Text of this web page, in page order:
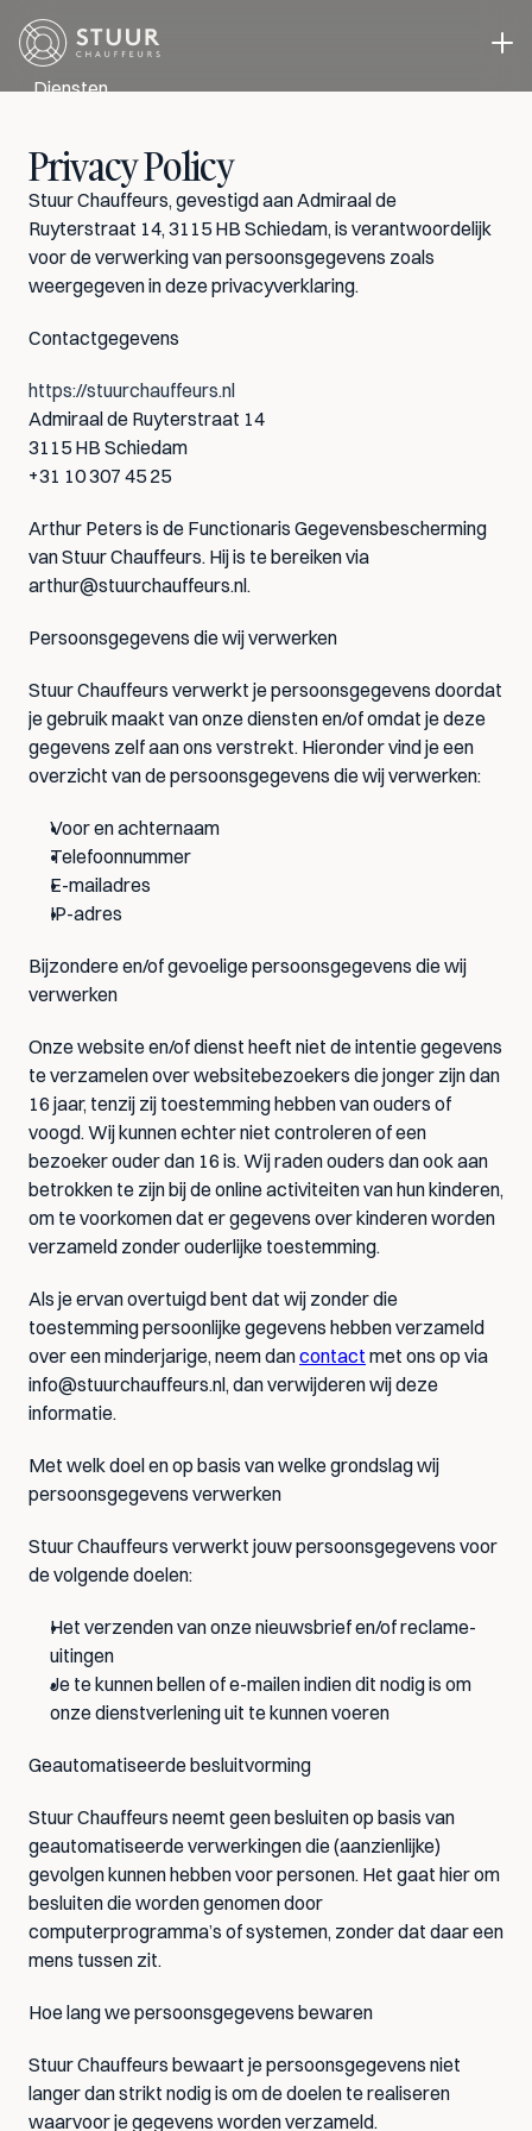
Diensten
Evenementen vervoer
Zakelijk Vervoer
Chauffeur in eigen auto
Cases
Over ons
Blog
Offerte aanvragen
Select Language
NL
Privacy Policy
Stuur Chauffeurs, gevestigd aan Admiraal de
Ruyterstraat 14, 3115 HB Schiedam, is verantwoordelijk
voor de verwerking van persoonsgegevens zoals
weergegeven in deze privacyverklaring.
Contactgegevens
https://stuurchauffeurs.nl
Admiraal de Ruyterstraat 14
3115 HB Schiedam
+31 10 307 45 25
Arthur Peters is de Functionaris Gegevensbescherming
arthur@stuurchauffeurs.nl.
Persoonsgegevens die wij verwerken
Stuur Chauffeurs verwerkt je persoonsgegevens doordat
je gebruik maakt van onze diensten en/of omdat je deze
gegevens zelf aan ons verstrekt. Hieronder vind je een
overzicht van de persoonsgegevens die wij verwerken:
Voor en achternaam
Telefoonnummer
E-mailadres
IP-adres
Bijzondere en/of gevoelige persoonsgegevens die wij
verwerken
Onze website en/of dienst heeft niet de intentie gegevens
te verzamelen over websitebezoekers die jonger zijn dan
16 jaar, tenzij zij toestemming hebben van ouders of
voogd. Wij kunnen echter niet controleren of een
bezoeker ouder dan 16 is. Wij raden ouders dan ook aan
betrokken te zijn bij de online activiteiten van hun kinderen,
om te voorkomen dat er gegevens over kinderen worden
verzameld zonder ouderlijke toestemming.
Als je ervan overtuigd bent dat wij zonder die
toestemming persoonlijke gegevens hebben verzameld
over een minderjarige, neem dan contact
info@stuurchauffeurs.nl, dan verwijderen wij deze
informatie.
Met welk doel en op basis van welke grondslag wij
persoonsgegevens verwerken
Stuur Chauffeurs verwerkt jouw persoonsgegevens voor
de volgende doelen:
Het verzenden van onze nieuwsbrief en/of reclame-
uitingen
Je te kunnen bellen of e-mailen indien dit nodig is om
onze dienstverlening uit te kunnen voeren
Geautomatiseerde besluitvorming
Stuur Chauffeurs neemt geen besluiten op basis van
geautomatiseerde verwerkingen die (aanzienlijke)
gevolgen kunnen hebben voor personen. Het gaat hier om
besluiten die worden genomen door
computerprogramma’s of systemen, zonder dat daar een
mens tussen zit.
Hoe lang we persoonsgegevens bewaren
Stuur Chauffeurs bewaart je persoonsgegevens niet
langer dan strikt nodig is om de doelen te realiseren
waarvoor je gegevens worden verzameld.